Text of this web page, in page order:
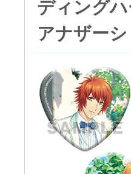
ディング
アナザー